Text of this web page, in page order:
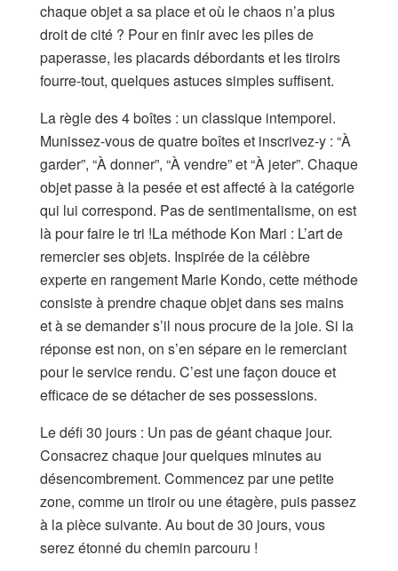
chaque objet a sa place et où le chaos n’a plus
droit de cité ? Pour en finir avec les piles de
paperasse, les placards débordants et les tiroirs
fourre-tout, quelques astuces simples suffisent.
La règle des 4 boîtes : un classique intemporel.
Munissez-vous de quatre boîtes et inscrivez-y : “À
garder”, “À donner”, “À vendre” et “À jeter”. Chaque
objet passe à la pesée et est affecté à la catégorie
qui lui correspond. Pas de sentimentalisme, on est
là pour faire le tri !La méthode Kon Mari : L’art de
remercier ses objets. Inspirée de la célèbre
experte en rangement Marie Kondo, cette méthode
consiste à prendre chaque objet dans ses mains
et à se demander s’il nous procure de la joie. Si la
réponse est non, on s’en sépare en le remerciant
pour le service rendu. C’est une façon douce et
efficace de se détacher de ses possessions.
Le défi 30 jours : Un pas de géant chaque jour.
Consacrez chaque jour quelques minutes au
désencombrement. Commencez par une petite
zone, comme un tiroir ou une étagère, puis passez
à la pièce suivante. Au bout de 30 jours, vous
serez étonné du chemin parcouru !